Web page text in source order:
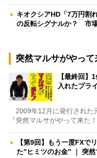
キオクシアHD「7万円割
の反転シグナルか？ 市
突然マルサがやって
【最終回】
入れたプラ
2009年12月に発行された
『突然マルサがやって来た
【第9回】もう一度FX
た”ヒミツのお金” ｜ 突